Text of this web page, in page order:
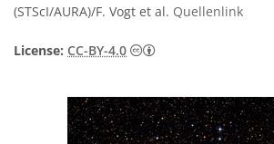
(STScI/AURA)/F. Vogt et al. Quellenlink
License: CC-BY-4.0 Creative